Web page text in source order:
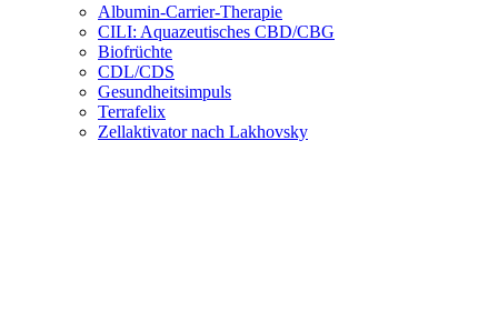
Albumin-Carrier-Therapie
CILI: Aquazeutisches CBD/CBG
Biofrüchte
CDL/CDS
Gesundheitsimpuls
Terrafelix
Zellaktivator nach Lakhovsky